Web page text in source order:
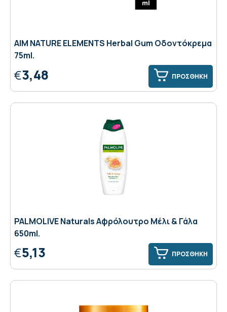
AIM NATURE ELEMENTS Herbal Gum Οδοντόκρεμα
75ml.
€3,48 ΠΡΟΣΘΗΚΗ
PALMOLIVE Naturals Αφρόλουτρο Μέλι & Γάλα
650ml.
€5,13 ΠΡΟΣΘΗΚΗ